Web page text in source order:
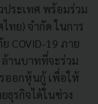
ประเทศ พร้อมร่วม
ทย) จำกัด ในการ
COVID-19 ภาย
ล้านบาทที่จะร่วม
ออกหุ้นกู้ เพื่อให้
ธุรกิจได้ในช่วง